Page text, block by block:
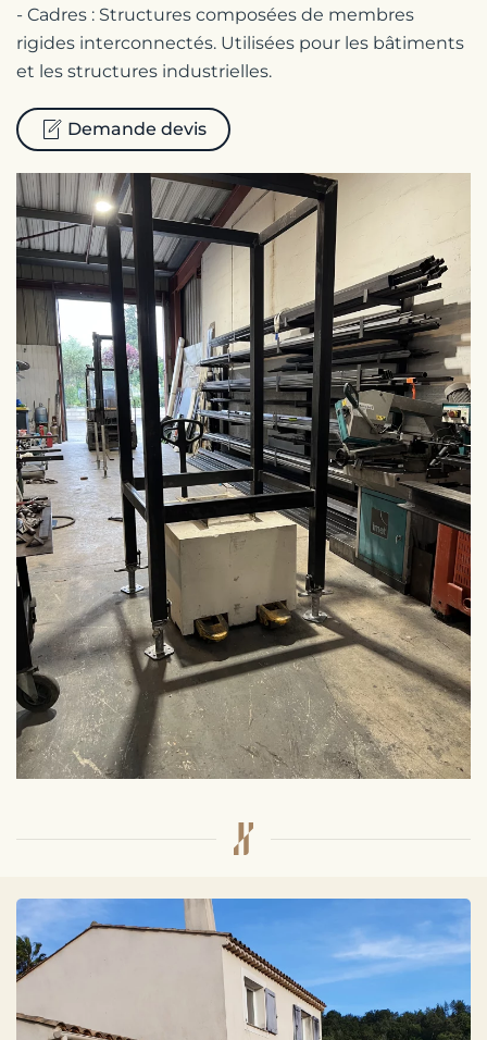
- Cadres : Structures composées de membres
rigides interconnectés. Utilisées pour les bâtiments
et les structures industrielles.
Demande devis